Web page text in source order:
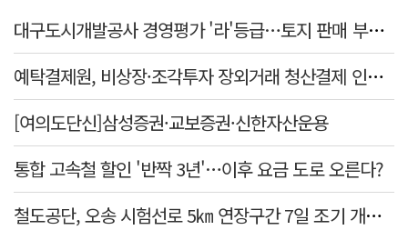
대구도시개발공사 경영평가 '라'등급…토지 판매 부진에 1년 만에 두 단계 '뚝'
예탁결제원, 비상장·조각투자 장외거래 청산결제 인프라 구축 착수…연내 가동
[여의도단신]삼성증권·교보증권·신한자산운용
통합 고속철 할인 '반짝 3년'…이후 요금 도로 오른다?
철도공단, 오송 시험선로 5㎞ 연장구간 7일 조기 개통…LA 메트로 사업 지원